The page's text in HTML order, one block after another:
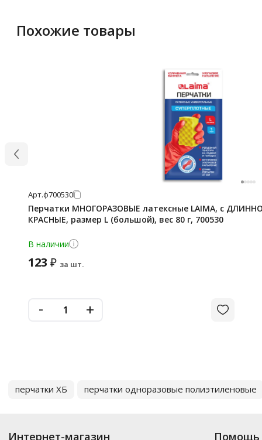
Похожие товары
Арт.ф700530
Перчатки МНОГОРАЗОВЫЕ латексные LAIMA, c
КРАСНЫЕ, размер L (большой), вес 80 г, 700530
В наличии
123 ₽ за шт.
- +
перчатки ХБ перчатки одноразовые полиэтиленовые
Интернет-магазин Помощь